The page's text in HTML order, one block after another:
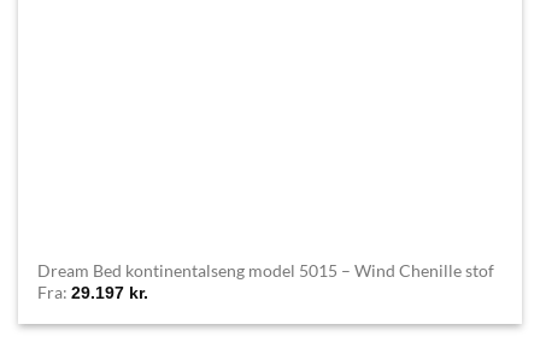
Dream Bed kontinentalseng model 5015 – Wind Chenille stof
Fra:29.197 kr.